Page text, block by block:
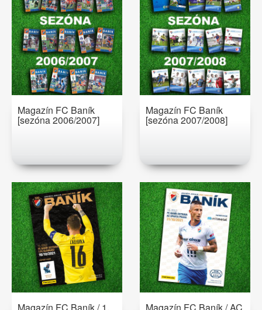
Magazín FC Baník
[sezóna 2006/2007]
Magazín FC Baník
[sezóna 2007/2008]